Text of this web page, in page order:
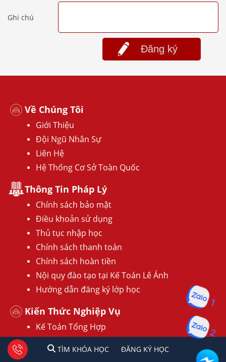
Ghi chú
Đăng ký
Về Chúng Tôi
Giới Thiệu
Đội Ngũ Nhân Sự
Liên Hệ
Hệ Thống Cơ Sở Toàn Quốc
Thông Tin Pháp Lý
Chính sách bảo mật
Điều khoản sử dụng
Thủ tục nhập học
Chính sách thanh toán
Chính sách hoàn tiền
Nội quy đào tạo tại Kế Toán Lê Ánh
Hướng dẫn đăng ký lớp học
Kiến Thức Nghiệp Vụ
Kế Toán Tổng Hợp
Kế Toán Hộ Kinh Doanh
TÌM KHÓA HỌC ĐĂNG KÍ HỌC
1 2 Tư vấn facebook
TÌM KHÓA HỌC ĐĂNG KÝ HỌC
1
2